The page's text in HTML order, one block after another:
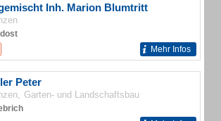
Inh. Marion Blumtritt
Mehr Infos
Peter
Garten- und Landschaftsbau